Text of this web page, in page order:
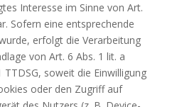
Interesse im Sinne von Art.
Sofern eine entsprechende
erfolgt die Verarbeitung
von Art. 6 Abs. 1 lit. a
TTDSG, soweit die Einwilligung
oder den Zugriff auf